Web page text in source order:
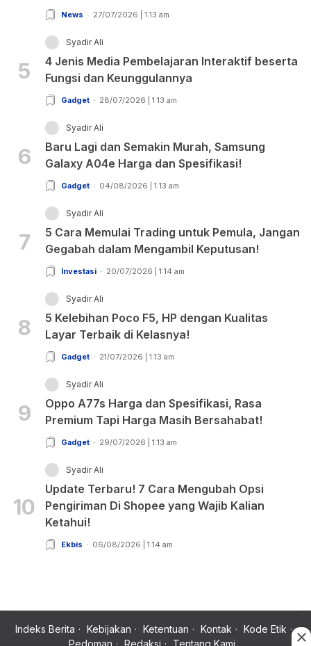
News 27/07/2026 | 1:13 am
5
Syadir Ali
4 Jenis Media Pembelajaran Interaktif beserta
Fungsi dan Keunggulannya
Gadget 28/07/2026 | 1:13 am
6
Syadir Ali
Baru Lagi dan Semakin Murah, Samsung
Galaxy A04e Harga dan Spesifikasi!
Gadget 04/08/2026 | 1:13 am
7
Syadir Ali
5 Cara Memulai Trading untuk Pemula, Jangan
Gegabah dalam Mengambil Keputusan!
Investasi 20/07/2026 | 1:14 am
8
Syadir Ali
5 Kelebihan Poco F5, HP dengan Kualitas
Layar Terbaik di Kelasnya!
Gadget 21/07/2026 | 1:13 am
9
Syadir Ali
Oppo A77s Harga dan Spesifikasi, Rasa
Premium Tapi Harga Masih Bersahabat!
Gadget 29/07/2026 | 1:13 am
10
Syadir Ali
Update Terbaru! 7 Cara Mengubah Opsi
Pengiriman Di Shopee yang Wajib Kalian
Ketahui!
Ekbis 06/08/2026 | 1:14 am
Indeks Berita Kebijakan Ketentuan Kontak
Kode Etik
Pedoman
Redaksi Tentang Kami